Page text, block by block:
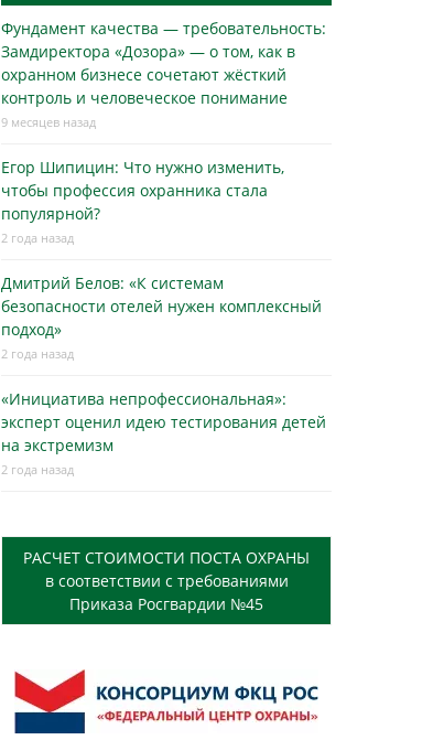
Фундамент качества — требовательность:
Замдиректора «Дозора» — о том, как в
охранном бизнесe сочетают жёсткий
контроль и человеческое понимание
9 месяцев назад
Егор Шипицин: Что нужно изменить,
чтобы профессия охранника стала
популярной?
2 года назад
Дмитрий Белов: «К системам
безопасности отелей нужен комплексный
подход»
2 года назад
«Инициатива непрофессиональная»:
эксперт оценил идею тестирования детей
на экстремизм
2 года назад
РАСЧЕТ СТОИМОСТИ ПОСТА ОХРАНЫ
в соответствии с требованиями
Приказа Росгвардии №45